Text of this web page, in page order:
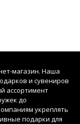
магазин. Наша
и сувениров
ассортимент
до
укреплять
подарки для